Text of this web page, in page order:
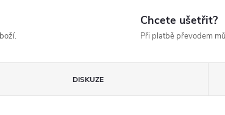
Chcete ušetřit?
Při platbě převodem
DISKUZE